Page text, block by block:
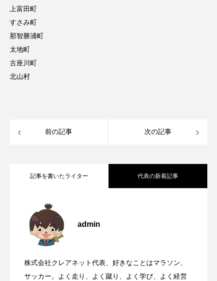
上富田町
すさみ町
那智勝浦町
太地町
古座川町
北山村
前の記事 次の記事
記事を書いたライター 代表の新着記事
admin
株式会社クレアネット代表、好きなことはマラソン、
サッカー。よく走り、よく蹴り、よく学び、よく経営
2026.08.09
2026.08.08
遺産丹生酒殿神社
2026.08.07 靖国参拝と大阪護国神社参拝について